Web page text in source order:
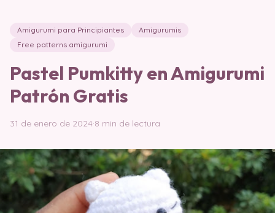
Amigurumi para Principiantes
Amigurumis
Free patterns amigurumi
Pastel Pumkitty en Amigurumi
Patrón Gratis
31 de enero de 2024·8 min de lectura